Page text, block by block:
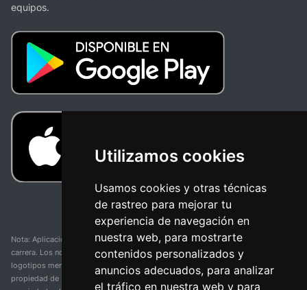
Utilizamos cookies
Usamos cookies y otras técnicas
de rastreo para mejorar tu
experiencia de navegación en
nuestra web, para mostrarte
contenidos personalizados y
anuncios adecuados, para analizar
el tráfico en nuestra web y para
equipos.
Nota: Aplicación y web no oficial y no relacionada con ninguna organización o
carrera. Los nombres de equipos, competiciones, marcas comerciales y
logotipos mencionados en esta página de resultados de ciclismo son
propiedad de sus respectivos dueños. No tenemos afiliación, patrocinio ni